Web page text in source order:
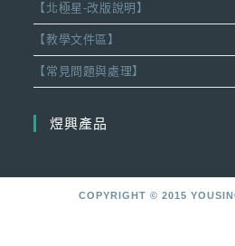
【北極星-改版說明】
【教學文件區】
【常見問題與處理】
煜興產品
COPYRIGHT © 2015